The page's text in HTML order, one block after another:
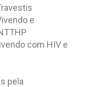
e
com HIV e
pela